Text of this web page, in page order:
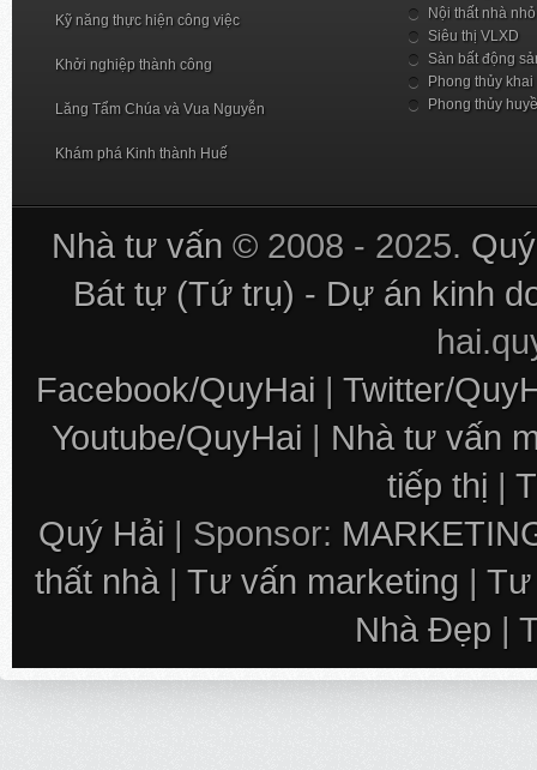
Kỹ năng thực hiện công việc
Khởi nghiệp thành công
Lăng Tẩm Chúa và Vua Nguyễn
Khám phá Kinh thành Huế
Nội thất nhà nhỏ
Siêu thị VLXD
Sàn bất động
Phong thủy khai
Phong thủy
Nhà tư vấn © 2008 - 2025.
Bát tự (Tứ trụ) - Dự án kinh
Facebook/QuyHai | Twitter/
Youtube/QuyHai | Nhà tư vấn
tiếp thị |
Quý Hải | Sponsor:
thất nhà | Tư vấn marketing | Tư
Nhà Đẹp |